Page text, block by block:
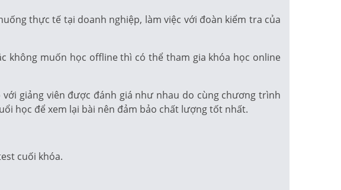
thực tế tại doanh nghiệp, làm việc với đoàn kiểm tra của
không muốn học offline thì có thể tham gia khóa học online
giảng viên được đánh giá như nhau do cùng chương trình
học để xem lại bài nên đảm bảo chất lượng tốt nhất.
cuối khóa.